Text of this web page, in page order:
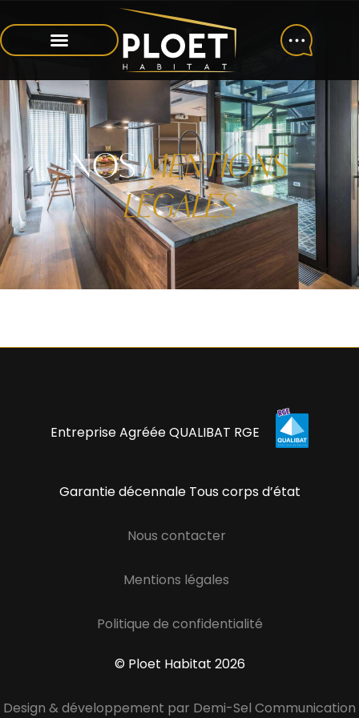
MENTIONS
LÉGALES
Entreprise Agréée QUALIBAT RGE
Garantie décennale Tous corps d’état
Nous contacter
Mentions légales
Politique de confidentialité
© Ploet Habitat 2026
Design & développement par Demi-Sel Communication